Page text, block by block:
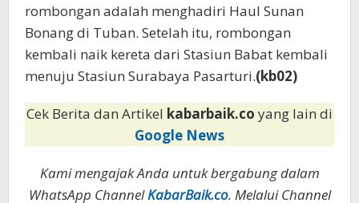
rombongan adalah menghadiri Haul Sunan
Bonang di Tuban. Setelah itu, rombongan
kembali naik kereta dari Stasiun Babat kembali
menuju Stasiun Surabaya Pasarturi.(kb02)
Cek Berita dan Artikel kabarbaik.co yang lain di
Google News
Kami mengajak Anda untuk bergabung dalam
WhatsApp ChannelKabarBaik.co. Melalui Channel